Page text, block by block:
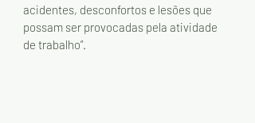
acidentes, desconfortos e lesões que
possam ser provocadas pela atividade
de trabalho”.